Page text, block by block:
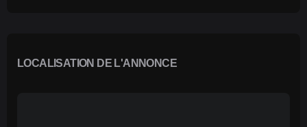
LOCALISATION DE L'ANNONCE